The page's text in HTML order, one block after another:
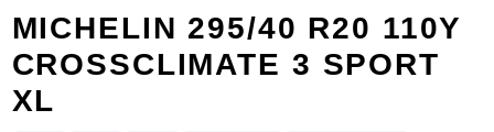
MICHELIN 295/40 R20 110Y
CROSSCLIMATE 3 SPORT
XL